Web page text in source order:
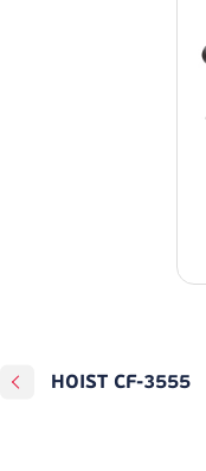
HOIST CF-3555